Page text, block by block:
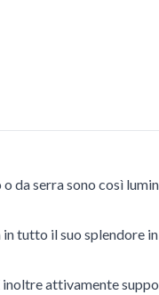
serra sono così
il suo splendore
attivamente